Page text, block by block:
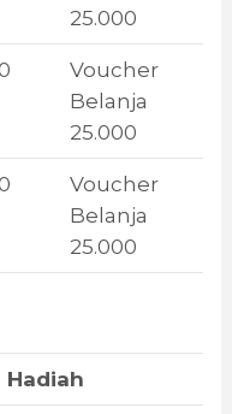
25.000
Voucher
Belanja
25.000
Voucher
Belanja
25.000
Hadiah